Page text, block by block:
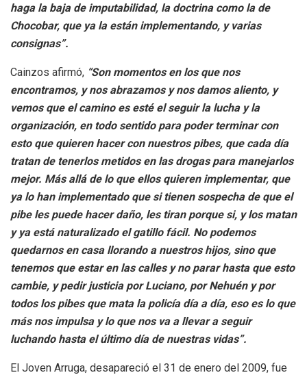
haga la baja de imputabilidad, la doctrina como la de
Chocobar, que ya la están implementando, y varias
consignas”.
Cainzos afirmó, “Son momentos en los que nos
encontramos, y nos abrazamos y nos damos aliento, y
vemos que el camino es esté el seguir la lucha y la
organización, en todo sentido para poder terminar con
esto que quieren hacer con nuestros pibes, que cada día
tratan de tenerlos metidos en las drogas para manejarlos
mejor. Más allá de lo que ellos quieren implementar, que
ya lo han implementado que si tienen sospecha de que el
pibe les puede hacer daño, les tiran porque si, y los matan
y ya está naturalizado el gatillo fácil. No podemos
quedarnos en casa llorando a nuestros hijos, sino que
tenemos que estar en las calles y no parar hasta que esto
cambie, y pedir justicia por Luciano, por Nehuén y por
todos los pibes que mata la policía día a día, eso es lo que
más nos impulsa y lo que nos va a llevar a seguir
luchando hasta el último día de nuestras vidas”.
El Joven Arruga, desapareció el 31 de enero del 2009, fue